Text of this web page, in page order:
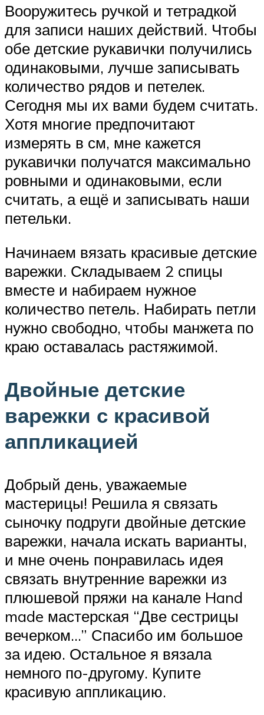
Вооружитесь ручкой и тетрадкой
для записи наших действий. Чтобы
обе детские рукавички получились
одинаковыми, лучше записывать
количество рядов и петелек.
Сегодня мы их вами будем считать.
Хотя многие предпочитают
измерять в см, мне кажется
рукавички получатся максимально
ровными и одинаковыми, если
считать, а ещё и записывать наши
петельки.
Начинаем вязать красивые детские
варежки. Складываем 2 спицы
вместе и набираем нужное
количество петель. Набирать петли
нужно свободно, чтобы манжета по
краю оставалась растяжимой.
Двойные детские
варежки с красивой
аппликацией
Добрый день, уважаемые
мастерицы! Решила я связать
сыночку подруги двойные детские
варежки, начала искать варианты,
и мне очень понравилась идея
связать внутренние варежки из
плюшевой пряжи на канале Hand
made мастерская “Две сестрицы
вечерком…” Спасибо им большое
за идею. Остальное я вязала
немного по-другому. Купите
красивую аппликацию.